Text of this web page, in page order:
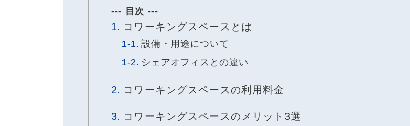
--- 目次 ---
コワーキングスペースとは
設備・用途について
シェアオフィスとの違い
コワーキングスペースの利用料金
コワーキングスペースのメリット3選